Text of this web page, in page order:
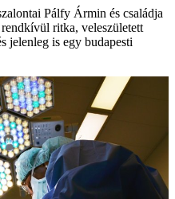
Pálfy Ármin és családja
ritka, veleszületett
jelenleg is egy budapesti